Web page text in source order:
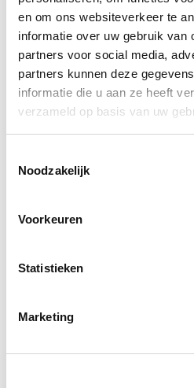
en om ons websiteverkeer te
informatie over uw gebruik van
partners voor social media,
partners kunnen deze
informatie die u aan ze heeft
verzameld op basis van uw
Noodzakelijk
Voorkeuren
Statistieken
Marketing
Laat cliënten of
kaartjes of video’s.
Bied
of een gezonde
Start een social media-
zorgpersoneel te eren.
Zet een
Door actief stil te staan bij hun
verbondenheid dat nog lang
Veelgestelde
de Verpleging (klik op
Verpleging?